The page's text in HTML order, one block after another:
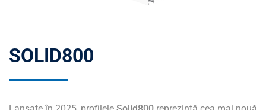
SOLID800